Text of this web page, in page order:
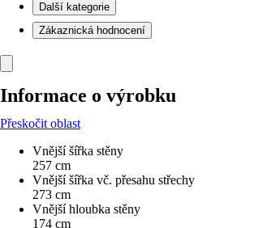
Další kategorie
Zákaznická hodnocení
Informace o výrobku
Přeskočit oblast
Vnější šířka stěny
257 cm
Vnější šířka vč. přesahu střechy
273 cm
Vnější hloubka stěny
174 cm